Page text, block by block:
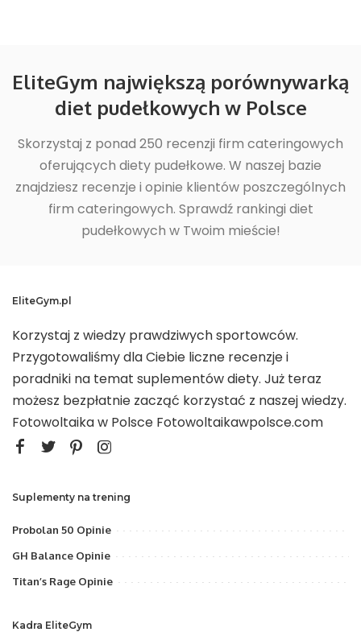
EliteGym największą porównywarką
diet pudełkowych w Polsce
Skorzystaj z ponad 250 recenzji firm cateringowych
oferujących diety pudełkowe. W naszej bazie
znajdziesz recenzje i opinie klientów poszczególnych
firm cateringowych. Sprawdź rankingi diet
pudełkowych w Twoim mieście!
EliteGym.pl
Korzystaj z wiedzy prawdziwych sportowców.
Przygotowaliśmy dla Ciebie liczne recenzje i
poradniki na temat suplementów diety. Już teraz
możesz bezpłatnie zacząć korzystać z naszej wiedzy.
Fotowoltaika w Polsce Fotowoltaikawpolsce.com
Suplementy na trening
Probolan 50 Opinie
GH Balance Opinie
Titan’s Rage Opinie
Kadra EliteGym